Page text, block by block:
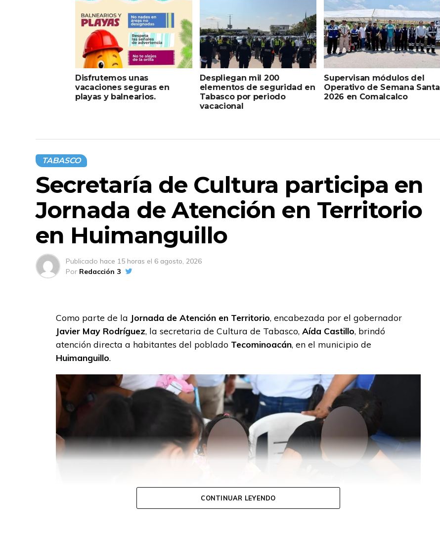
Disfrutemos unas
vacaciones seguras en
playas y balnearios.
Despliegan mil 200
elementos de seguridad en
Tabasco por periodo
vacacional
Supervisan módulos del
Operativo de Semana Santa
2026 en Comalcalco
TABASCO
Secretaría de Cultura participa en
Jornada de Atención en Territorio
en Huimanguillo
Publicado hace 15 horas el 6 agosto, 2026
Por Redacción 3
Como parte de la Jornada de Atención en Territorio, encabezada por el gobernador
Javier May Rodríguez, la secretaria de Cultura de Tabasco, Aída Castillo, brindó
atención directa a habitantes del poblado Tecominoacán, en el municipio de
Huimanguillo.
CONTINUAR LEYENDO